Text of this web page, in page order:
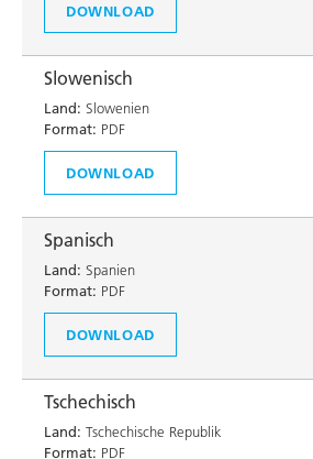
DOWNLOAD
Slowenisch
Land: Slowenien
Format: PDF
DOWNLOAD
Spanisch
Land: Spanien
Format: PDF
DOWNLOAD
Tschechisch
Land: Tschechische Republik
Format: PDF